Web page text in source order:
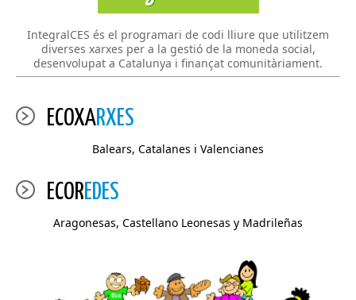
IntegralCES és el programari de codi lliure que utilitzem
diverses xarxes per a la gestió de la moneda social,
desenvolupat a Catalunya i finançat comunitàriament.
ECOXARXES
Balears, Catalanes i Valencianes
ECOREDES
Aragonesas, Castellano Leonesas y Madrileñas